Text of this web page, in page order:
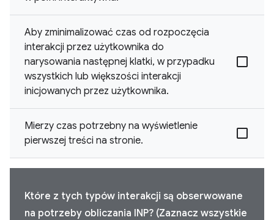
Aby zminimalizować czas od rozpoczęcia
interakcji przez użytkownika do
narysowania następnej klatki, w przypadku
wszystkich lub większości interakcji
inicjowanych przez użytkownika.
Mierzy czas potrzebny na wyświetlenie
pierwszej treści na stronie.
Które z tych typów interakcji są obserwowane
na potrzeby obliczania INP? (Zaznacz wszystkie